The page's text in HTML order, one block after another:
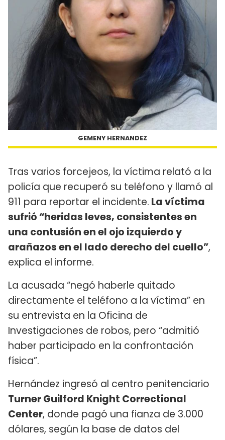
GEMENY HERNANDEZ
Tras varios forcejeos, la víctima relató a la
policía que recuperó su teléfono y llamó al
911 para reportar el incidente. La víctima
sufrió “heridas leves, consistentes en
una contusión en el ojo izquierdo y
arañazos en el lado derecho del cuello”,
explica el informe.
La acusada “negó haberle quitado
directamente el teléfono a la víctima” en
su entrevista en la Oficina de
Investigaciones de robos, pero “admitió
haber participado en la confrontación
física”.
Hernández ingresó al centro penitenciario
Turner Guilford Knight Correctional
Center, donde pagó una fianza de 3.000
dólares, según la base de datos del